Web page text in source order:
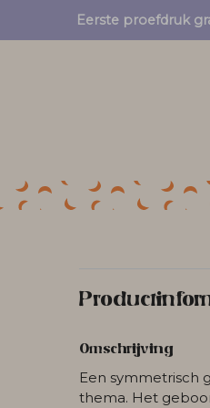
Eerste proefdruk
Omschrijving
Een symmetrisch
thema. Het